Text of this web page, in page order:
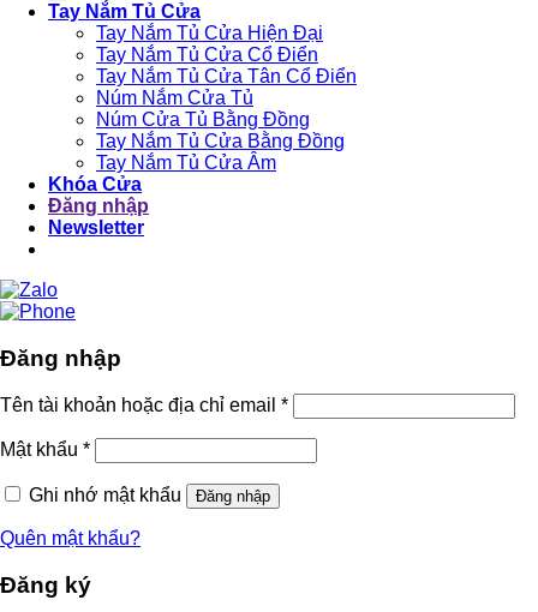
Tay Nắm Tủ Cửa
Tay Nắm Tủ Cửa Hiện Đại
Tay Nắm Tủ Cửa Cổ Điển
Tay Nắm Tủ Cửa Tân Cổ Điển
Núm Nắm Cửa Tủ
Núm Cửa Tủ Bằng Đồng
Tay Nắm Tủ Cửa Bằng Đồng
Tay Nắm Tủ Cửa Âm
Khóa Cửa
Đăng nhập
Newsletter
Đăng nhập
Tên tài khoản hoặc địa chỉ email *
Mật khẩu *
Ghi nhớ mật khẩu Đăng nhập
Quên mật khẩu?
Đăng ký